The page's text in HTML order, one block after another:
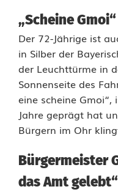
„Scheine Gmoi“
Der 72-Jährige ist
in Silber der
der Leuchttürme in
Sonnenseite des
eine scheine
Jahre geprägt hat
Bürgern im Ohr
Bürgermeister
das Amt gelebt“